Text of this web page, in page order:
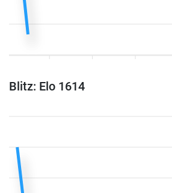
Blitz: Elo 1614